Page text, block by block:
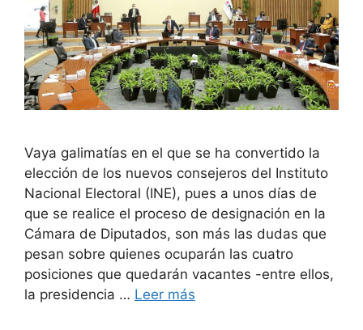
Vaya galimatías en el que se ha convertido la
elección de los nuevos consejeros del Instituto
Nacional Electoral (INE), pues a unos días de
que se realice el proceso de designación en la
Cámara de Diputados, son más las dudas que
pesan sobre quienes ocuparán las cuatro
posiciones que quedarán vacantes -entre ellos,
la presidencia … Leer más